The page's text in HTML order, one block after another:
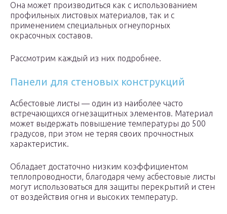
Она может производиться как с использованием
профильных листовых материалов, так и с
применением специальных огнеупорных
окрасочных составов.
Рассмотрим каждый из них подробнее.
Панели для стеновых конструкций
Асбестовые листы — один из наиболее часто
встречающихся огнезащитных элементов. Материал
может выдержать повышение температуры до 500
градусов, при этом не теряя своих прочностных
характеристик.
Обладает достаточно низким коэффициентом
теплопроводности, благодаря чему асбестовые листы
могут использоваться для защиты перекрытий и стен
от воздействия огня и высоких температур.